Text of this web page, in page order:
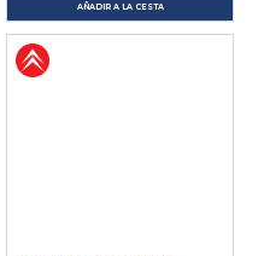
AÑADIR A LA CESTA